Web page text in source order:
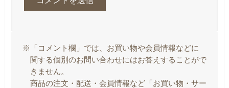
※「コメント欄」では、お買い物や会員情報などに
関する個別のお問い合わせにはお答えすることがで
きません。
商品の注文・配送・会員情報など「お買い物・サー